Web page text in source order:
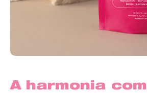
A harmonia